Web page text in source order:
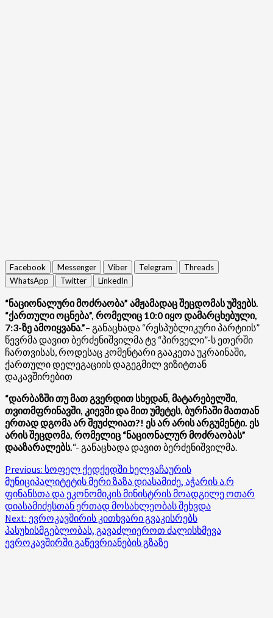
Facebook Messenger Viber Telegram
Threads
WhatsApp
Twitter LinkedIn
“ნაციონალური მოძრაობა” ამჟამადაც შეცდომას უშვებს.
“ქართული ოცნება”, რომელიც 10:0 იყო დამარცხებული,
7:3-ზე ამოიყვანა.”– განაცხადა “რესპუბლიკური პარტიის”
წევრმა დავით ბერძენიშვილმა ტვ “პირველი”-ს ეთერში
ჩართვისას, როდესაც კომენტარი გააკეთა უკრაინაში,
ქართული დელეგაციის დაგეგმილ ვიზიტთან
დაკავშირებით
“დარბაზში თუ მათ გვერდით სხედან, მატარებელში,
თვითმფრინავში, კიევში და მით უმეტეს, ბურჩაში მათთან
ერთად დგომა არ შეუძლიათ?! ეს არ არის არგუმენტი. ეს
არის შეცდომა, რომელიც “ნაციონალურ მოძრაობას”
დააზარალებს.“- განაცხადა დავით ბერძენიშვილმა.
Post
navigation
Previous: სოფელ ქედქედში ხელვაჩაურის
მუნიციპალიტეტის მერი ზაზა დიასამიძე, აჭარის ა.რ
ფინანსთა და ეკონომიკის მინისტრის მოადგილე ოთარ
დიასამიძესთან ერთად მოსახლეობას შეხვდა
Next: ევროკავშირის კითხვარი გვაკისრებს
პასუხისმგებლობას, გავაძლიეროთ ძალისხმევა
ევროკავშირში გაწევრიანების გზაზე